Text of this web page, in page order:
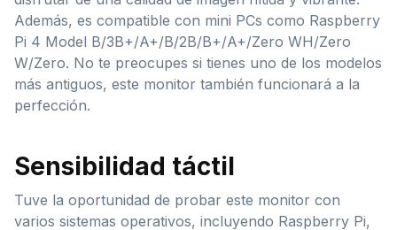
Además, es compatible con mini PCs como Raspberry
Pi 4 Model B/3B+/A+/B/2B/B+/A+/Zero WH/Zero
W/Zero. No te preocupes si tienes uno de los modelos
más antiguos, este monitor también funcionará a la
perfección.
Sensibilidad táctil
Tuve la oportunidad de probar este monitor con
varios sistemas operativos, incluyendo Raspberry Pi,